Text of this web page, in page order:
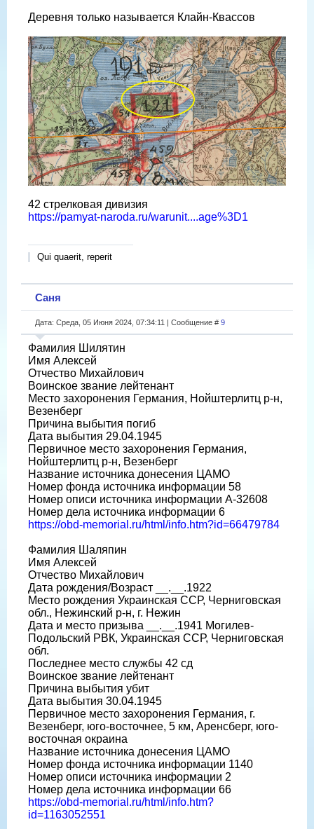
Деревня только называется Клайн-Квассов
42 стрелковая дивизия
https://pamyat-naroda.ru/warunit....age%3D1
Qui quaerit, reperit
Саня
Дата: Среда, 05 Июня 2024, 07:34:11 | Сообщение # 9
Фамилия Шилятин
Имя Алексей
Отчество Михайлович
Воинское звание лейтенант
Место захоронения Германия, Нойштерлитц р-н,
Везенберг
Причина выбытия погиб
Дата выбытия 29.04.1945
Первичное место захоронения Германия,
Нойштерлитц р-н, Везенберг
Название источника донесения ЦАМО
Номер фонда источника информации 58
Номер описи источника информации А-32608
Номер дела источника информации 6
https://obd-memorial.ru/html/info.htm?id=66479784
Фамилия Шаляпин
Имя Алексей
Отчество Михайлович
Дата рождения/Возраст __.__.1922
Место рождения Украинская ССР, Черниговская
обл., Нежинский р-н, г. Нежин
Дата и место призыва __.__.1941 Могилев-
Подольский РВК, Украинская ССР, Черниговская
обл.
Последнее место службы 42 сд
Воинское звание лейтенант
Причина выбытия убит
Дата выбытия 30.04.1945
Первичное место захоронения Германия, г.
Везенберг, юго-восточнее, 5 км, Аренсберг, юго-
восточная окраина
Название источника донесения ЦАМО
Номер фонда источника информации 1140
Номер описи источника информации 2
Номер дела источника информации 66
https://obd-memorial.ru/html/info.htm?
id=1163052551